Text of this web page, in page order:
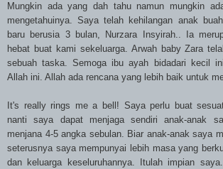
Mungkin ada yang dah tahu namun mungkin
mengetahuinya. Saya telah kehilangan anak
baru berusia 3 bulan, Nurzara Insyirah.. Ia
hebat buat kami sekeluarga. Arwah baby Zara
sebuah taska. Semoga ibu ayah bidadari kecil
Allah ini. Allah ada rencana yang lebih baik untuk
It's really rings me a bell! Saya perlu buat
nanti saya dapat menjaga sendiri anak-anak
menjana 4-5 angka sebulan. Biar anak-anak saya
seterusnya saya mempunyai lebih masa yang
dan keluarga keseluruhannya. Itulah impian